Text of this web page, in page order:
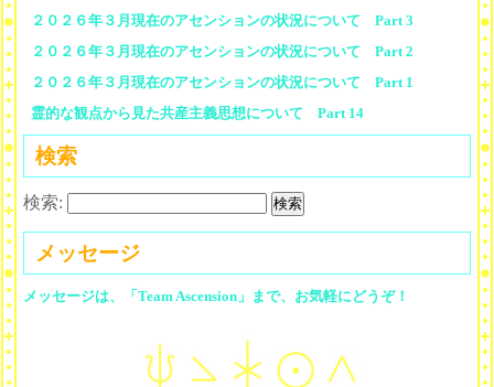
２０２６年３月現在のアセンションの状況について Part 3
２０２６年３月現在のアセンションの状況について Part 2
２０２６年３月現在のアセンションの状況について Part 1
霊的な観点から見た共産主義思想について Part 14
検索
検索:
メッセージ
メッセージは、「Team Ascension」まで、お気軽にどうぞ！